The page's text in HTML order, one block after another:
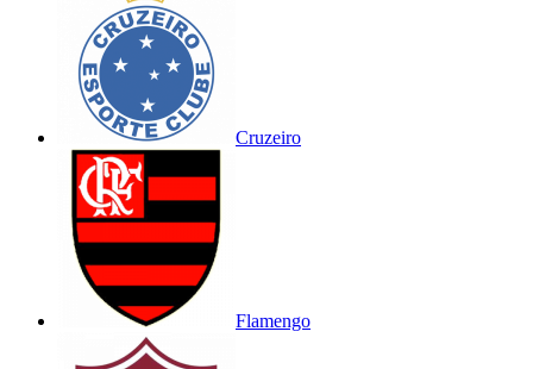
Cruzeiro
Flamengo